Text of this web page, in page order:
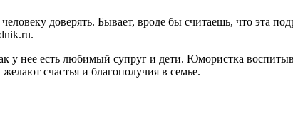
доверять. Бывает, вроде бы считаешь, что эта
у нее есть любимый супруг и дети. Юмористка
счастья и благополучия в семье.